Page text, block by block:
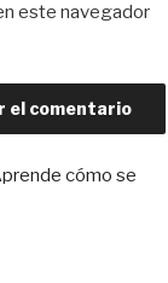
este navegador
cómo se